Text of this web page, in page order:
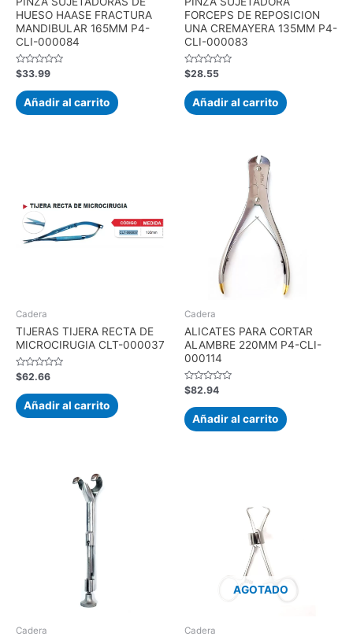
HUESO HAASE FRACTURA
MANDIBULAR 165MM P4-
CLI-000084
Valorado
con
de
5
$33.99
Añadir al carrito
FORCEPS DE REPOSICION
UNA CREMAYERA 135MM P4-
CLI-000083
Valorado
con
de
5
$28.55
Añadir al carrito
Cadera
TIJERAS TIJERA RECTA DE
MICROCIRUGIA CLT-000037
Valorado
con
de
5
$62.66
Añadir al carrito
Cadera
ALICATES PARA CORTAR
ALAMBRE 220MM P4-CLI-
000114
Valorado
con
de
5
$82.94
Añadir al carrito
Cadera
AGOTADO
Cadera